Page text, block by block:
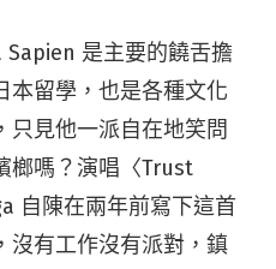
是主要的饒舌擔
本留學，也是各種文化
只見他一派自在地笑問
榔嗎？演唱〈Trust
自陳在兩年前寫下這首
沒有工作沒有派對，鎮